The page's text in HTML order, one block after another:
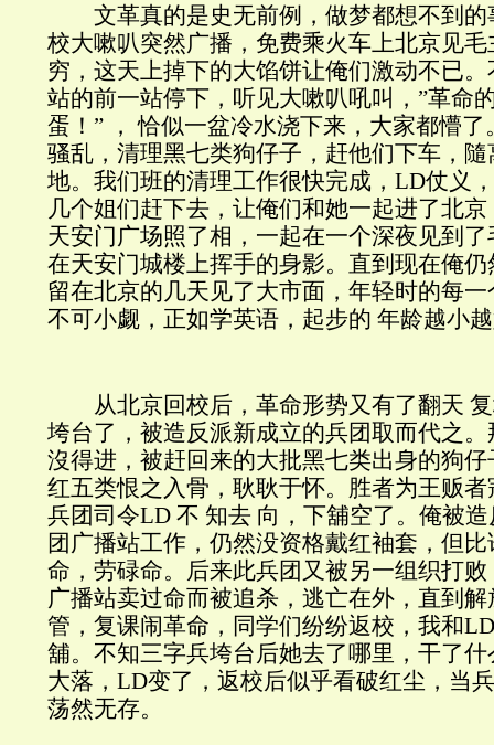
文革真的是史无前例，做梦都想不到的
校大嗽叭突然广播，免费乘火车上北京见
穷，这天上掉下的大馅饼让俺们激动不已
站的前一站停下，听见大嗽叭吼叫，”革命
蛋！” ， 恰似一盆冷水浇下来，大家都懵
骚乱，清理黑七类狗仔子，赶他们下车，
地。我们班的清理工作很快完成，LD仗义
几个姐们赶下去，让俺们和她一起进了北
天安门广场照了相，一起在一个深夜见到
在天安门城楼上挥手的身影。直到现在俺
留在北京的几天见了大市面，年轻时的每
不可小觑，正如学英语，起步的 年龄越小
从北京回校后，革命形势又有了翻天 复
垮台了，被造反派新成立的兵团取而代之
沒得进，被赶回来的大批黑七类出身的狗
红五类恨之入骨，耿耿于怀。胜者为王贩
兵团司令LD 不 知去 向，下舖空了。俺被
团广播站工作，仍然没资格戴红袖套，但
命，劳碌命。后来此兵团又被另一组织打
广播站卖过命而被追杀，逃亡在外，直到
管，复课闹革命，同学们纷纷返校，我和
舖。不知三字兵垮台后她去了哪里，干了
大落，LD变了，返校后似乎看破红尘，当
荡然无存。